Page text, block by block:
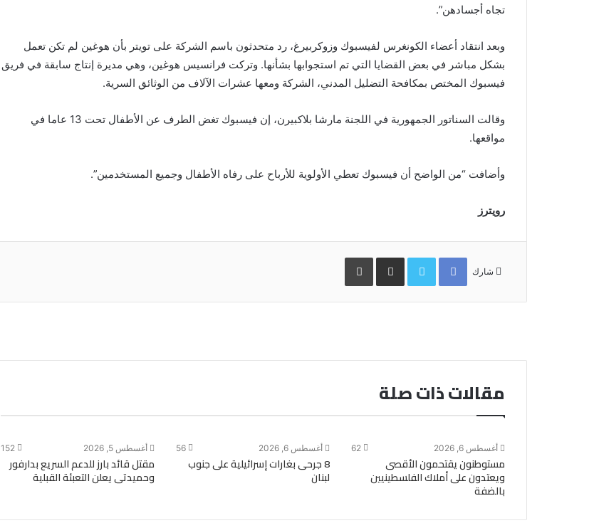
تجاه أجسادهن”.
وبعد انتقاد أعضاء الكونغرس لفيسبوك وزوكربيرغ، رد متحدثون باسم الشركة على تويتر بأن هوغين لم تكن تعمل
بشكل مباشر في بعض القضايا التي تم استجوابها بشأنها. وتركت فرانسيس هوغين، وهي مديرة إنتاج سابقة في فريق
فيسبوك المختص بمكافحة التضليل المدني، الشركة ومعها عشرات الآلاف من الوثائق السرية.
وقالت السناتور الجمهورية في اللجنة مارشا بلاكبيرن، إن فيسبوك تغض الطرف عن الأطفال تحت 13 عاما في
مواقعها.
وأضافت “من الواضح أن فيسبوك تعطي الأولوية للأرباح على رفاه الأطفال وجميع المستخدمين”.
رويترز
شارك
Facebook
Twitterمشاركة
البريد
طباعة
مقالات ذات صلة
أغسطس 6, 2026 62
مستوطنون يقتحمون الأقصى
ويعتدون على أملاك الفلسطينيين
بالضفة
أغسطس 6, 2026 56
8 جرحى بغارات إسرائيلية على جنوب
لبنان
أغسطس 5, 2026 152
مقتل قائد بارز للدعم السريع بدارفور
وحميدتى يعلن التعبئة القبلية